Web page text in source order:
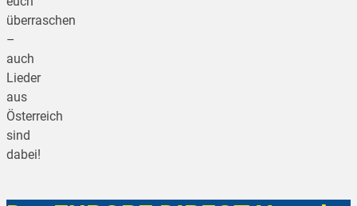
überraschen
–
auch
Lieder
aus
Österreich
sind
dabei!